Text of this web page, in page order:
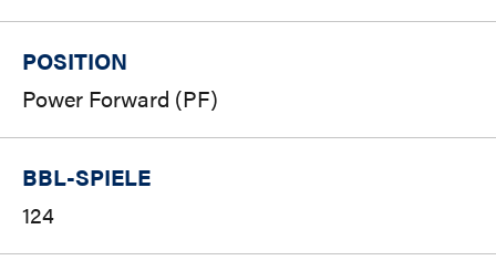
POSITION
Power Forward (PF)
BBL-SPIELE
124